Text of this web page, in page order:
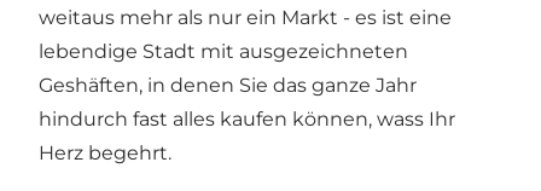
weitaus mehr als nur ein Markt - es ist eine
lebendige Stadt mit ausgezeichneten
Geshäften, in denen Sie das ganze Jahr
hindurch fast alles kaufen können, wass Ihr
Herz begehrt.